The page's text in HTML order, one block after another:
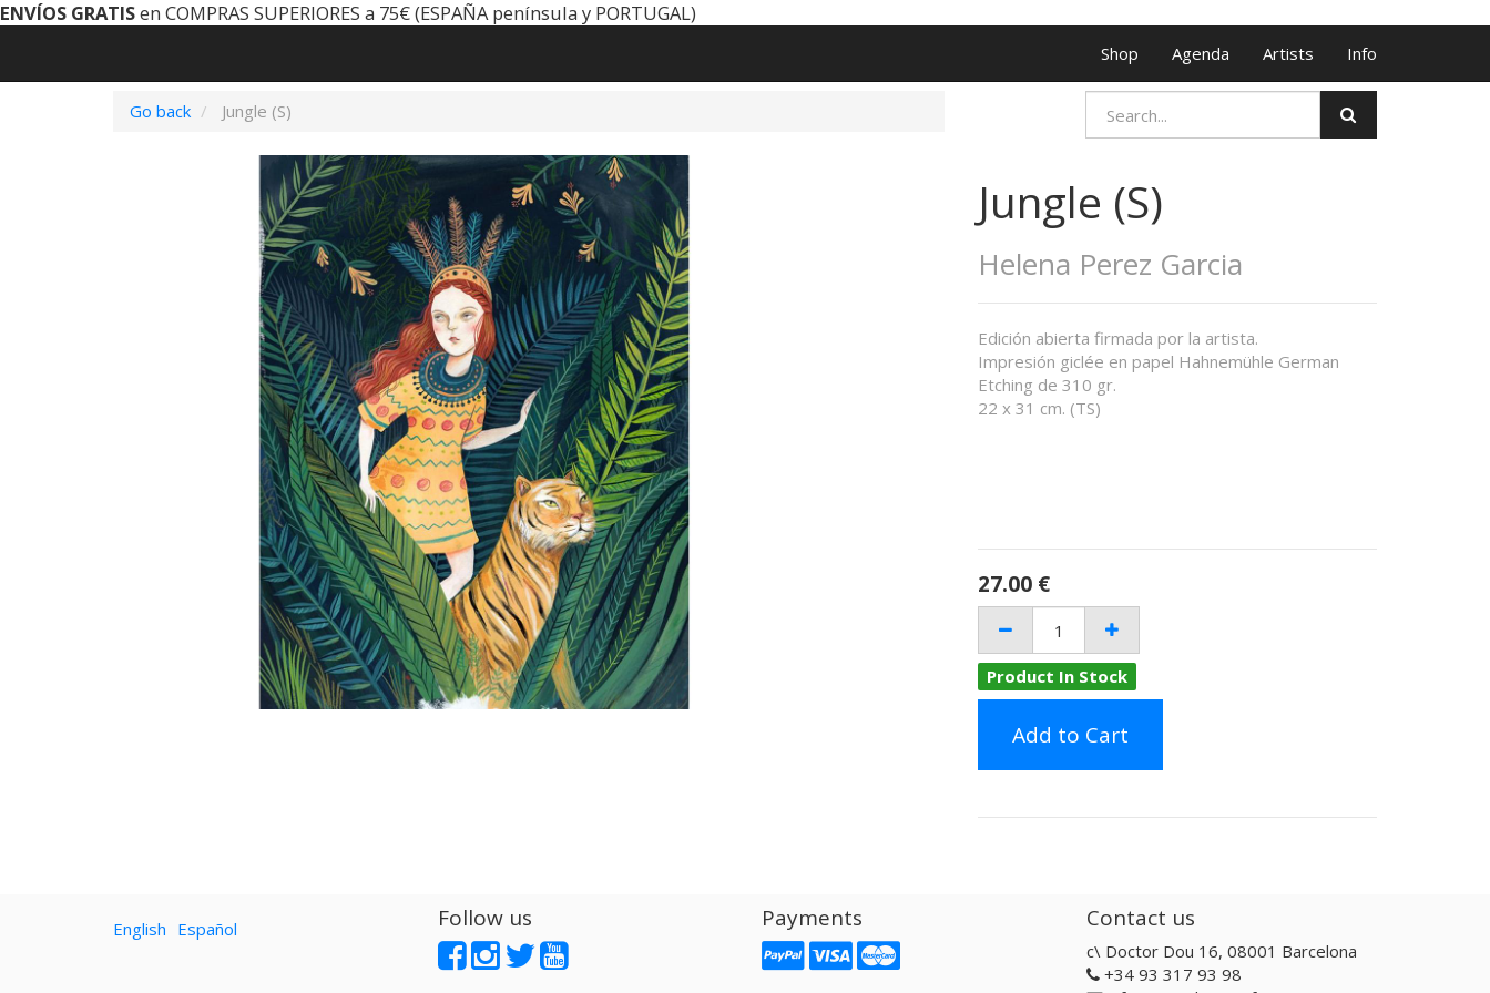
ENVÍOS GRATISen COMPRAS SUPERIORES a 75€ (ESPAÑA península y PORTUGAL)
Shop Agenda Artists Info
Go back Jungle (S)
Jungle (S)
Helena Perez Garcia
Edición abierta firmada por la artista.
Impresión giclée en papel Hahnemühle German
Etching de 310 gr.
22 x 31 cm. (TS)
27.00 €
Product In Stock
Add to Cart
English Español Follow us Payments Contact us
c\ Doctor Dou 16, 08001 Barcelona
+34 93 317 93 98